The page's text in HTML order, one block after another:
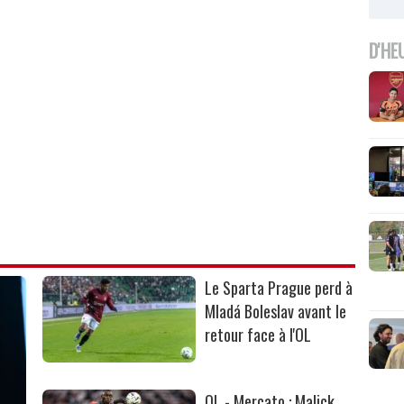
Le Sparta Prague perd à
Mladá Boleslav avant le
retour face à l'OL